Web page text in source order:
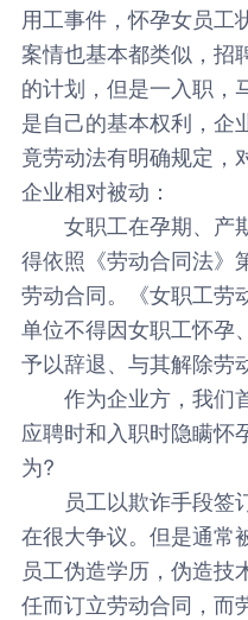
用工事件，怀孕女员工
案情也基本都类似，招
的计划，但是一入职，
是自己的基本权利，企
竟劳动法有明确规定，
企业相对被动：
女职工在孕期、产
得依照《劳动合同法》
劳动合同。《女职工劳
单位不得因女职工怀孕
予以辞退、与其解除劳
作为企业方，我们
应聘时和入职时隐瞒怀
为?
员工以欺诈手段签
在很大争议。但是通常
员工伪造学历，伪造技
任而订立劳动合同，而